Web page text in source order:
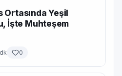
Ortasında Yeşil
İşte Muhteşem
0